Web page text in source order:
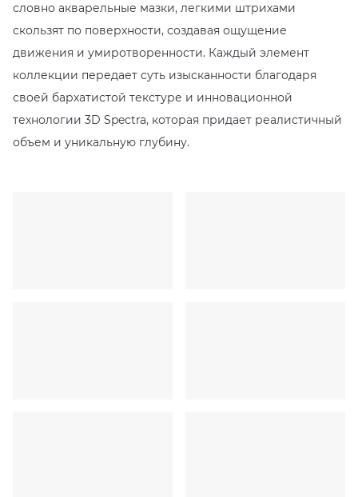
словно акварельные мазки, легкими штрихами
скользят по поверхности, создавая ощущение
движения и умиротворенности. Каждый элемент
коллекции передает суть изысканности благодаря
своей бархатистой текстуре и инновационной
технологии 3D Spectra, которая придает реалистичный
объем и уникальную глубину.